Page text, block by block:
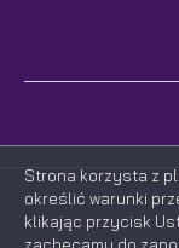
Strona korzysta z
określić warunki
klikając przycisk